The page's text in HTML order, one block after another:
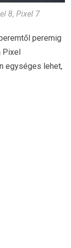
8, Pixel 7
peremig
Pixel
egységes lehet,